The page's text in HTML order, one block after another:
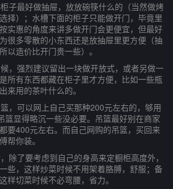
最好做抽屉，放放碗筷什么的（当然做烤
择）；水槽下面的柜子只能做开门，毕竟里
实惠的角度来讲多做开门会更便宜，但最好
很多零散的小东西还是放抽屉里更方便（抽
以造价比开门贵一些）。
强烈建议留出一块做开放式，或者另做一
所有东西都藏在柜子里才方便，比如一些瓶
来用的茶叶什么的。
可以网上自己买那种200元左右的，够用
篮显得略沉一些没必要。吊篮最好别在商家
要400元左右。而自己网购的吊篮，买回来
帮你装。
了要考虑到自己的身高来定橱柜高度外，
些，这样炒菜时候不用架着胳膊，舒服；备
样切菜时候不必弯腰，省力。